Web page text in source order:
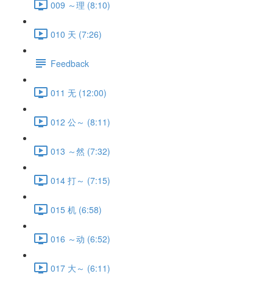
009 ～理 (8:10)
010 天 (7:26)
Feedback
011 无 (12:00)
012 公～ (8:11)
013 ～然 (7:32)
014 打～ (7:15)
015 机 (6:58)
016 ～动 (6:52)
017 大～ (6:11)